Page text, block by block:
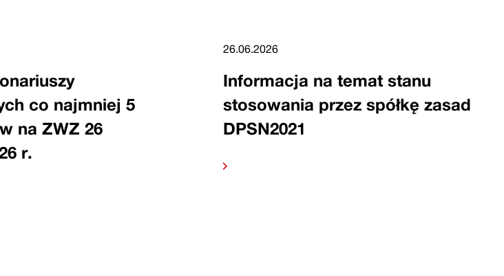
co najmniej 5
na ZWZ 26
r.
26.06.2026
Informacja na temat stanu
stosowania przez spółkę zasad
DPSN2021